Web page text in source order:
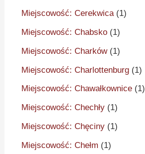
Miejscowość: Cerekwica(1)
Miejscowość: Chabsko (1)
Miejscowość: Charków(1)
Miejscowość: Charlottenburg (1)
Miejscowość: Chawałkownice (1)
Miejscowość: Chechły (1)
Miejscowość: Chęciny (1)
Miejscowość: Chełm (1)